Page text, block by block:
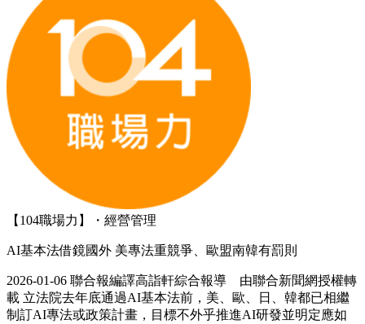
【104職場力】・經營管理
AI基本法借鏡國外 美專法重競爭、歐盟南韓有罰則
2026-01-06 聯合報編譯高詣軒綜合報導 由聯合新聞網授權轉
載 立法院去年底通過AI基本法前，美、歐、日、韓都已相繼
制訂AI專法或政策計畫，目標不外乎推進AI研發並明定應如